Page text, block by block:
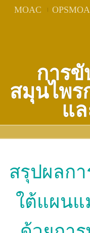
MOAC
การขั
สมุนไพร
แ
สรุปผลก
ใต้แผนแ